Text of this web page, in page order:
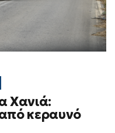
Χανιά:
κεραυνό